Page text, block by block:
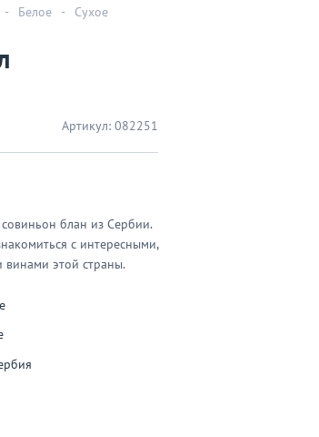
- Белое -
Сухое
Артикул: 082251
блан из Сербии.
с интересными,
винами этой страны.